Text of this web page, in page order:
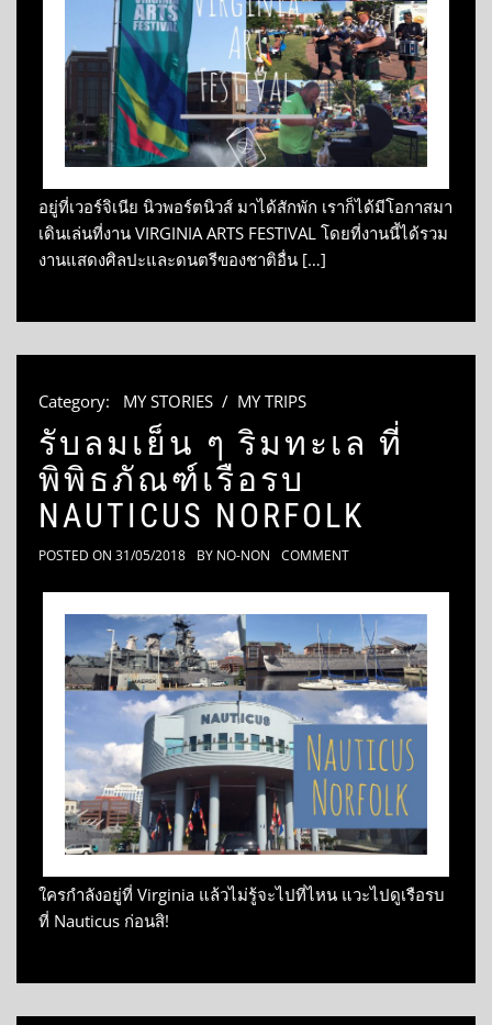
อยู่ที่เวอร์จิเนีย นิวพอร์ตนิวส์ มาได้สักพัก เราก็ได้มีโอกาสมา
เดินเล่นที่งาน VIRGINIA ARTS FESTIVAL โดยที่งานนี้ได้รวม
งานแสดงศิลปะและดนตรีของชาติอื่น […]
Category: MY STORIES / MY TRIPS
รับลมเย็น ๆ ริมทะเล ที่
พิพิธภัณฑ์เรือรบ
NAUTICUS NORFOLK
POSTED ON 31/05/2018 BY NO-NON COMMENT
ใครกำลังอยู่ที่ Virginia แล้วไม่รู้จะไปที่ไหน แวะไปดูเรือรบ
ที่ Nauticus ก่อนสิ!